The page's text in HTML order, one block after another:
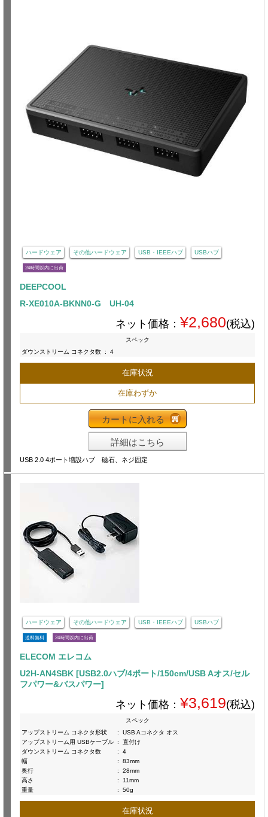
ハードウェア その他ハードウェア USB・IEEEハブ USBハブ
24時間以内に出荷
DEEPCOOL
R-XE010A-BKNN0-G UH-04
ネット価格： ¥2,680(税込)
スペック
ダウンストリーム コネクタ数 : 4
在庫状況
在庫わずか
カートに入れる
詳細はこちら
USB 2.0 4ポート増設ハブ 磁石、ネジ固定
ハードウェア その他ハードウェア USB・IEEEハブ USBハブ
送料無料 24時間以内に出荷
ELECOM エレコム
U2H-AN4SBK [USB2.0ハブ/4ポート/150cm/USB Aオス/セル
フパワー&バスパワー]
ネット価格： ¥3,619(税込)
スペック
アップストリーム コネクタ形状
:
USB Aコネクタ オス
アップストリーム用 USBケーブル :
直付け
ダウンストリーム コネクタ数
:
4
幅
:
83mm
奥行
:
28mm
高さ
:
11mm
重量
: 50g
在庫状況